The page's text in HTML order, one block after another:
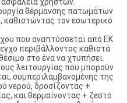
ασφάλεια χρηστών.
θέρμανσης πατωμάτων
καθιστώντας τον εσωτερικό
που αναπτύσσεται από EK
περιβάλλοντος καθιστά
στο ένα να χτυπήσει.
λειτουργίας που μπορούν
συμπεριλαμβανομένης της
νερού, δροσίζοντας +
και θερμαίνοντας + ζεστό